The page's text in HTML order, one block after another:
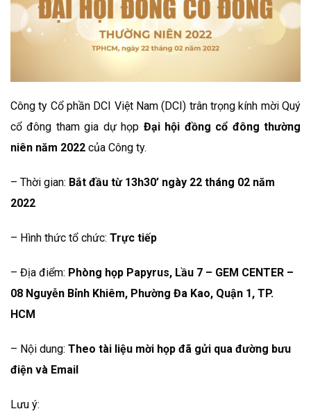
Công ty Cổ phần DCI Việt Nam (DCI) trân trọng kính mời Quý
cổ đông tham gia dự họp Đại hội đồng cổ đông thường
niên năm 2022 của Công ty.
– Thời gian: Bắt đầu từ 13h30’ ngày 22 tháng 02 năm
2022
– Hình thức tổ chức: Trực tiếp
– Địa điểm: Phòng họp Papyrus, Lầu 7 – GEM CENTER –
08 Nguyễn Bỉnh Khiêm, Phường Đa Kao, Quận 1, TP.
HCM
– Nội dung: Theo tài liệu mời họp đã gửi qua đường bưu
điện và Email
Lưu ý: